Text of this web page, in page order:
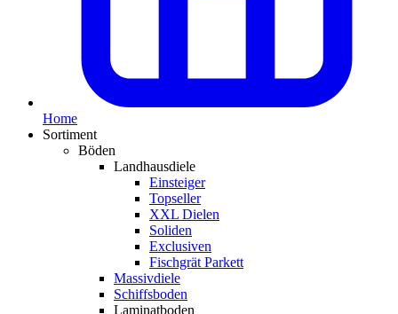
Home
Sortiment
Böden
Landhausdiele
Einsteiger
Topseller
XXL Dielen
Soliden
Exclusiven
Fischgrät Parkett
Massivdiele
Schiffsboden
Laminatboden